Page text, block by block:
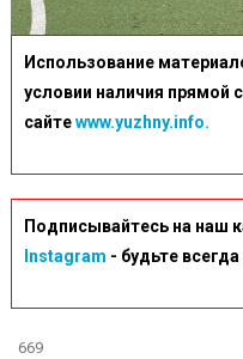
Использование
условии наличия прямой
сайтеwww.yuzhny.info.
Подписывайтесь на наш
Instagram - будьте
669